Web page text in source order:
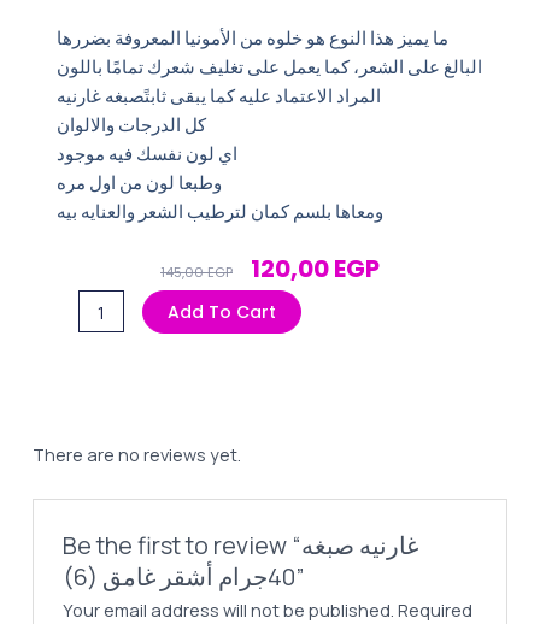
ما يميز هذا النوع هو خلوه من الأمونيا المعروفة بضررها
البالغ على الشعر، كما يعمل على تغليف شعرك تمامًا باللون
المراد الاعتماد عليه كما يبقى ثابتًصبغه غارنيه
كل الدرجات والالوان
اي لون نفسك فيه موجود
وطبعا لون من اول مره
ومعاها بلسم كمان لترطيب الشعر والعنايه بيه
145,00EGP Original
Price
Was:
120,00EGPCurrent
(6)
Add To Cart
There are no reviews yet.
Be the first to review “غارنيه صبغه
40جرام أشقر غامق (6)”
Your email address will not be published. Required